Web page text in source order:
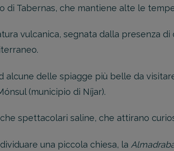
di Tabernas, che mantiene alte le
vulcanica, segnata dalla presenza
alcune delle spiagge più belle da
(municipio di Níjar).
spettacolari saline, che attirano
una piccola chiesa, la